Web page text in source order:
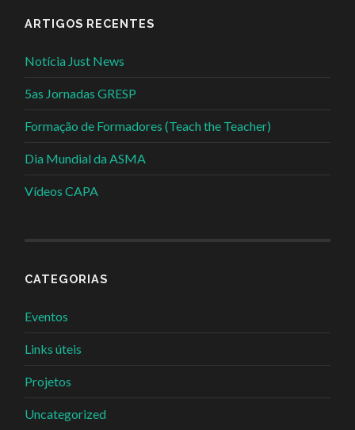
ARTIGOS RECENTES
Notícia Just News
5as Jornadas GRESP
Formação de Formadores (Teach the Teacher)
Dia Mundial da ASMA
Vídeos CAPA
CATEGORIAS
Eventos
Links úteis
Projetos
Uncategorized